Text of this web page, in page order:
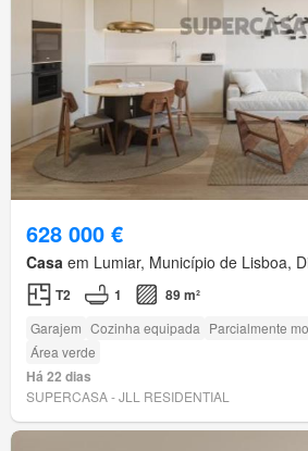
628 000 €
Casa em Lumiar, Município de Lisboa,
T2 1 89 m²
Garajem Cozinha equipada Parcialmente
Área verde
Há 22 dias
SUPERCASA - JLL RESIDENTIAL